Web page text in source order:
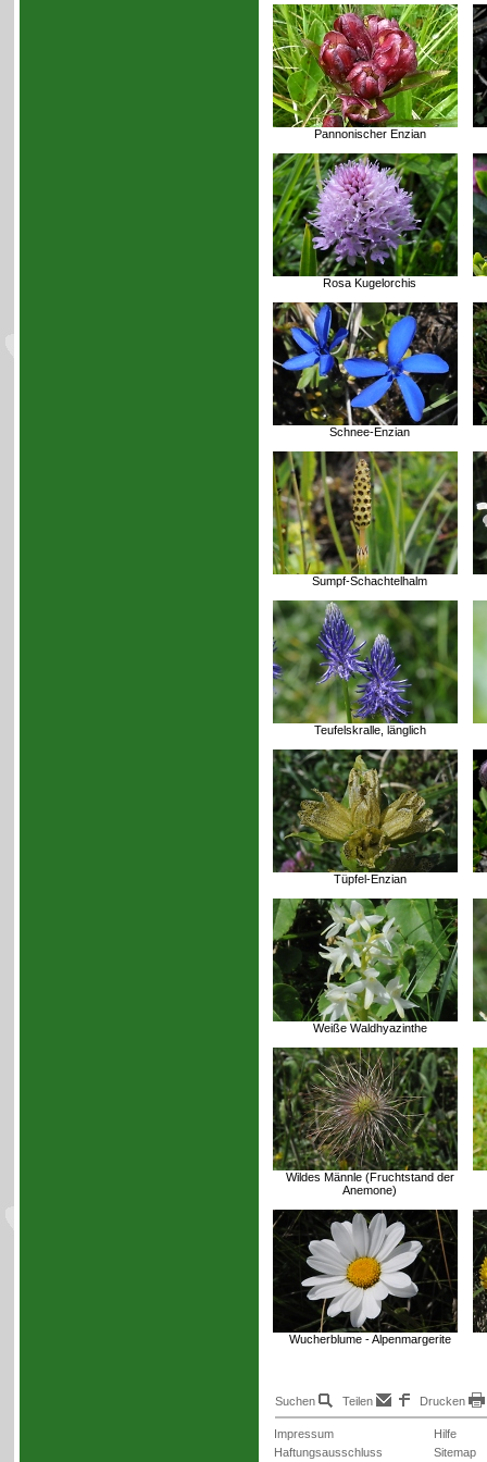
Pannonischer Enzian
Rosa Kugelorchis
Schnee-Enzian
Sumpf-Schachtelhalm
Teufelskralle, länglich
Tüpfel-Enzian
Weiße Waldhyazinthe
Wildes Männle (Fruchtstand der
Anemone)
Wucherblume - Alpenmargerite
Suchen Teilen Drucken
Impressum
Haftungsausschluss
Hilfe
Sitemap